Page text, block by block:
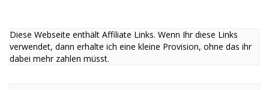
Diese Webseite enthält Affiliate Links. Wenn Ihr diese Links
verwendet, dann erhalte ich eine kleine Provision, ohne das ihr
dabei mehr zahlen müsst.